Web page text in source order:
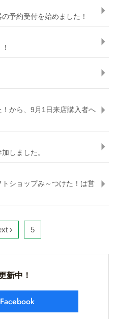
予約受付を始めました！
から、9月1日来店購入者へ
しました。
トショップみ～つけた！は営
› 5
新中！
Facebook